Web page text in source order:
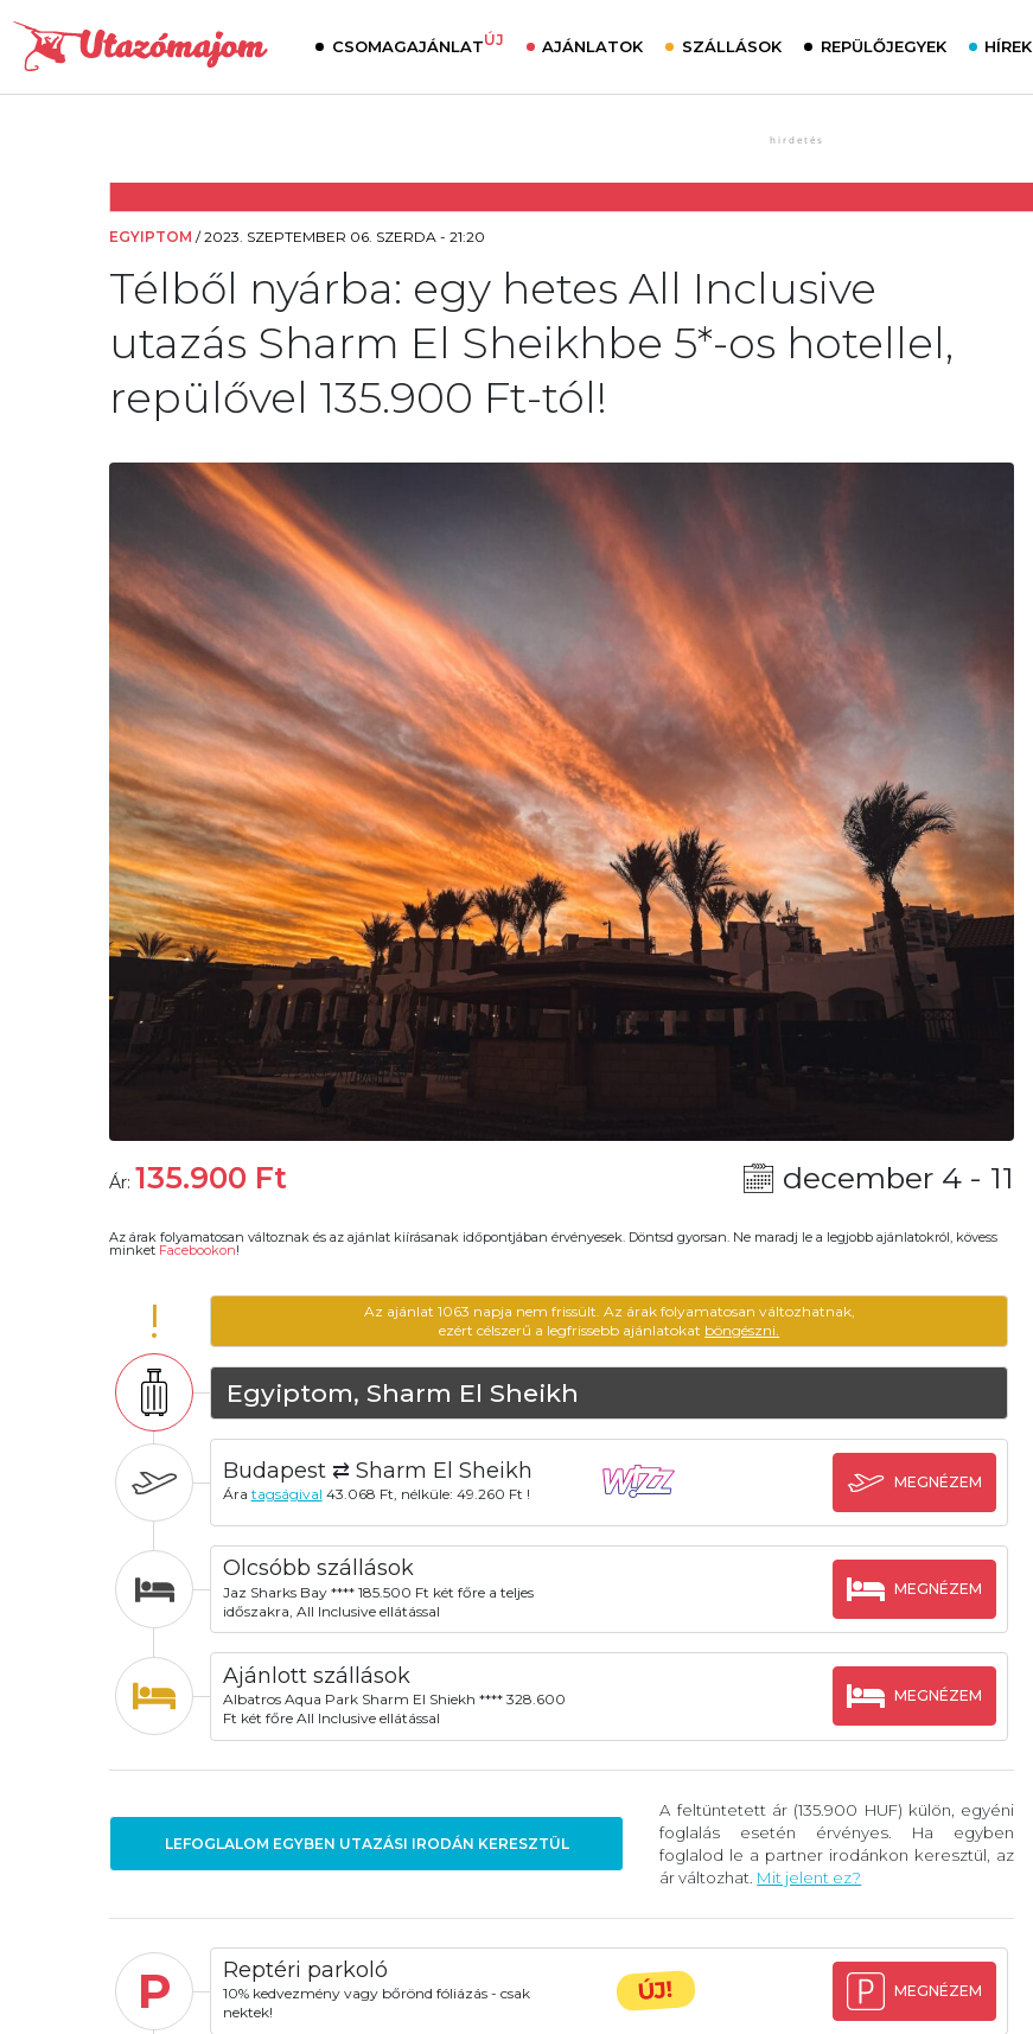
CSOMAGAJÁNLATÚJ AJÁNLATOK SZÁLLÁSOK REPÜLŐJEGYEK HÍREK
EGYIPTOM /2023. SZEPTEMBER 06. SZERDA - 21:20
Télből nyárba: egy hetes All Inclusive
utazás Sharm El Sheikhbe 5*-os hotellel,
repülővel 135.900 Ft-tól!
Ár: 135.900 Ft december 4 - 11
Az árak folyamatosan változnak és az ajánlat kiírásanak időpontjában érvényesek. Döntsd gyorsan. Ne maradj le a legjobb ajánlatokról, kövess
minket Facebookon!
!
Az ajánlat 1063 napja nem frissült. Az árak folyamatosan változhatnak,
ezért célszerű a legfrissebb ajánlatokat böngészni.
Egyiptom, Sharm El Sheikh
Budapest ⇄ Sharm El Sheikh
Ára tagságival 43.068 Ft, nélküle: 49.260 Ft !
MEGNÉZEM
Olcsóbb szállások
Jaz Sharks Bay **** 185.500 Ft két főre a teljes
időszakra, All Inclusive ellátással
MEGNÉZEM
Ajánlott szállások
Albatros Aqua Park Sharm El Shiekh **** 328.600
Ft két főre All Inclusive ellátással
MEGNÉZEM
LEFOGLALOM EGYBEN UTAZÁSI IRODÁN KERESZTÜL
A feltüntetett ár (135.900 HUF) külön, egyéni
foglalás esetén érvényes. Ha egyben
foglalod le a partner irodánkon keresztül, az
ár változhat. Mit jelent ez?
P Reptéri parkoló
10% kedvezmény vagy bőrönd fóliázás - csak
nektek!
ÚJ! MEGNÉZEM